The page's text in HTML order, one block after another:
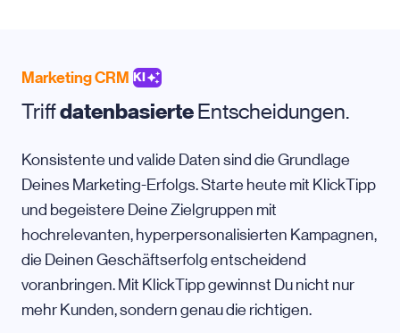
Marketing CRM KI
TriffdatenbasierteEntscheidungen.
Konsistente und valide Daten sind die Grundlage
Deines Marketing-Erfolgs. Starte heute mit KlickTipp
und begeistere Deine Zielgruppen mit
hochrelevanten, hyperpersonalisierten Kampagnen,
die Deinen Geschäftserfolg entscheidend
voranbringen. Mit KlickTipp gewinnst Du nicht nur
mehr Kunden, sondern genau die richtigen.